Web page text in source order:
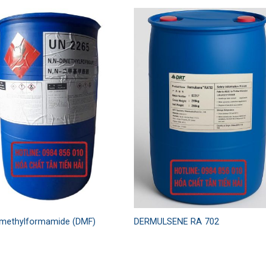
Add to
wishlist
(DMF)
Add
DERMULSENE RA 702